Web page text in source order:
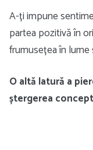
A-ți impune
partea pozitivă în
frumusețea în lume
O altă latură a
ștergerea